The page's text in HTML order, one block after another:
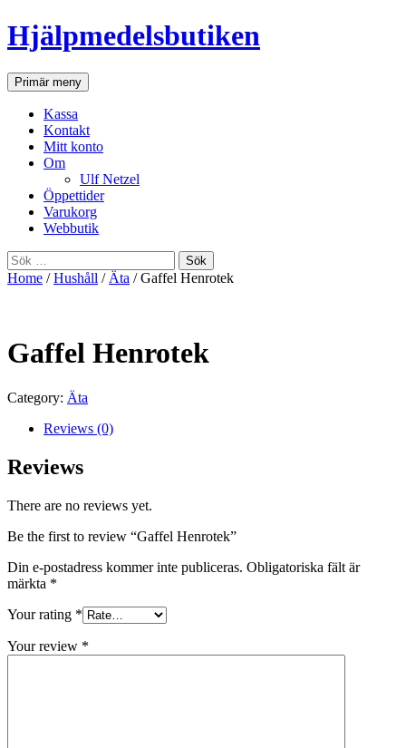
Hjälpmedelsbutiken
SökPrimär meny Gå
till
Kassa
Kontakt
Mitt konto
Om
Ulf Netzel
Öppettider
Varukorg
Webbutik
Sök
efter:
Home /Hushåll / Äta / Gaffel Henrotek
Gaffel Henrotek
Category: Äta
Reviews (0)
Reviews
There are no reviews yet.
Be the first to review “Gaffel Henrotek”
Din e-postadress kommer inte publiceras. Obligatoriska fält är
märkta *
Your rating *
Your review *